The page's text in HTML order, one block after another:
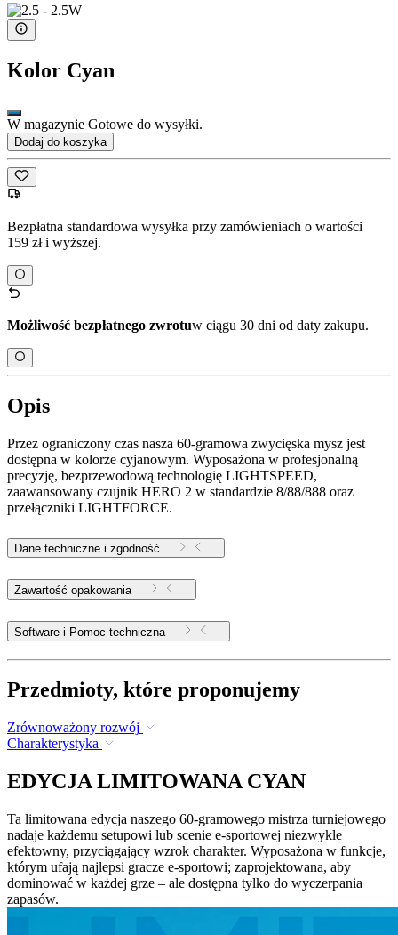
Kolor Cyan
W magazynie Gotowe do wysyłki.
Dodaj do koszyka
Bezpłatna standardowa wysyłka przy zamówieniach o wartości
159 zł i wyższej.
Możliwość bezpłatnego zwrotuw ciągu 30 dni od daty zakupu.
Opis
Przez ograniczony czas nasza 60-gramowa zwycięska mysz jest
dostępna w kolorze cyjanowym. Wyposażona w profesjonalną
precyzję, bezprzewodową technologię LIGHTSPEED,
zaawansowany czujnik HERO 2 w standardzie 8/88/888 oraz
przełączniki LIGHTFORCE.
Dane techniczne i zgodność
Zawartość opakowania
Software i Pomoc techniczna
Przedmioty, które proponujemy
Zrównoważony rozwój
Charakterystyka
EDYCJA LIMITOWANA CYAN
Ta limitowana edycja naszego 60-gramowego mistrza turniejowego
nadaje każdemu setupowi lub scenie e-sportowej niezwykle
efektowny, przyciągający wzrok charakter. Wyposażona w funkcje,
którym ufają najlepsi gracze e-sportowi; zaprojektowana, aby
dominować w każdej grze – ale dostępna tylko do wyczerpania
zapasów.